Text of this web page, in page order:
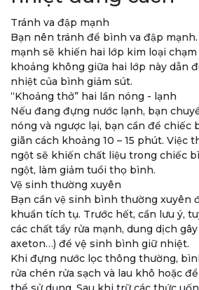
Tránh va đập mạnh
Bạn nên tránh để bình va đập
mạnh sẽ khiến hai lớp kim loại chạm
khoảng không giữa hai lớp này dẫn
nhiệt của bình giảm sút.
“Khoảng thở” hai lần nóng - lạnh
Nếu đang đựng nước lạnh, bạn
nóng và ngược lại, bạn cần để chiếc
giãn cách khoảng 10 – 15 phút. Việc
ngột sẽ khiến chất liệu trong chiếc
ngột, làm giảm tuổi thọ bình.
Vệ sinh thường xuyên
Bạn cần vệ sinh bình thường xuyên
khuẩn tích tụ. Trước hết, cần lưu ý,
các chất tẩy rửa mạnh, dung dịch
axeton…) để vệ sinh bình giữ nhiệt.
Khi đựng nước lọc thông thường,
rửa chén rửa sạch và lau khô hoặc